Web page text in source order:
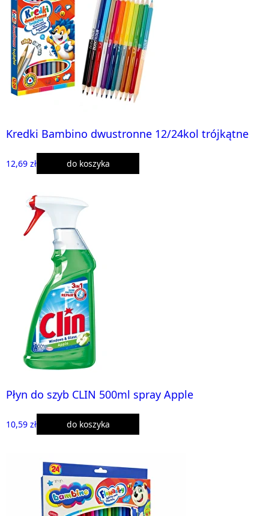
Kredki Bambino dwustronne 12/24kol trójkątne
12,69 zł do koszyka
Płyn do szyb CLIN 500ml spray Apple
10,59 zł do koszyka